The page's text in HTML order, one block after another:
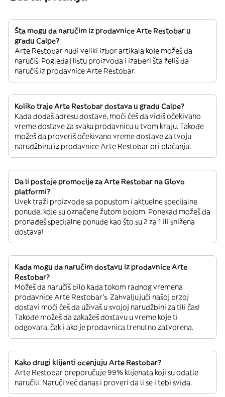
Šta mogu da naručim iz prodavnice Arte Restobar u
gradu Calpe?
Arte Restobar nudi veliki izbor artikala koje možeš da
naručiš. Pogledaj listu proizvoda i izaberi šta želiš da
naručiš iz prodavnice Arte Restobar.
Koliko traje Arte Restobar dostava u gradu Calpe?
Kada dodaš adresu dostave, moći ćeš da vidiš očekivano
vreme dostave za svaku prodavnicu u tvom kraju. Takođe
možeš da proveriš očekivano vreme dostave za tvoju
narudžbinu iz prodavnice Arte Restobar pri plaćanju.
Da li postoje promocije za Arte Restobar na Glovo
platformi?
Uvek traži proizvode sa popustom i aktuelne specijalne
ponude, koje su označene žutom bojom. Ponekad možeš da
pronađeš specijalne ponude kao što su 2 za 1 ili snižena
dostava!
Kada mogu da naručim dostavu iz prodavnice Arte
Restobar?
Možeš da naručiš bilo kada tokom radnog vremena
prodavnice Arte Restobar’s. Zahvaljujući našoj brzoj
dostavi moći ćeš da uživaš u svojoj narudžbini za tili čas!
Takođe možeš da zakažeš dostavu u vreme koje ti
odgovara, čak i ako je prodavnica trenutno zatvorena.
Kako drugi klijenti ocenjuju Arte Restobar?
Arte Restobar preporučuje 99% klijenata koji su odatle
naručili. Naruči već danas i proveri da li se i tebi sviđa.